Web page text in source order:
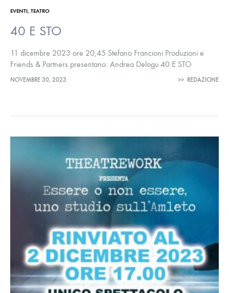
EVENTI, TEATRO
40 E STO
11 dicembre 2023 ore 20,45 Stefano Francioni Produzioni e
Friends & Partners presentano: Andrea Delogu 40 E STO
Manuale di sopravvivenza alla maleducazione sentimentale da
NOVEMBRE 30, 2023 >> REDAZIONE